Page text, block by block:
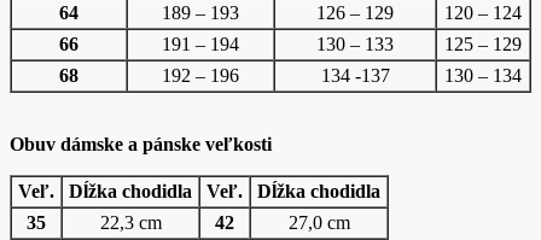
64
189 – 193 126 – 129
120 – 124
66
191 – 194 130 – 133
125 – 129
68
192 – 196 134 -137 130 – 134
Obuv dámske a pánske veľkosti
Veľ. Dĺžka chodidla Veľ.
Dĺžka chodidla
35
22,3 cm 42
27,0 cm